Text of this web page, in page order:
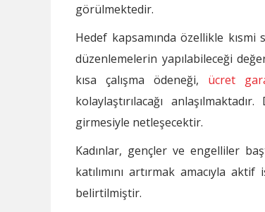
görülmektedir.
Hedef kapsamında özellikle
düzenlemelerin yapılabileceği
kısa çalışma ödeneği, ücret
kolaylaştırılacağı
girmesiyle netleşecektir.
Kadınlar, gençler ve engelliler
katılımını artırmak amacıyla
belirtilmiştir.